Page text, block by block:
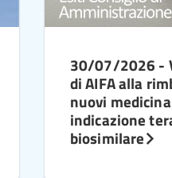
30/07/2026 -
di AIFA alla
nuovi
indicazione
biosimilare